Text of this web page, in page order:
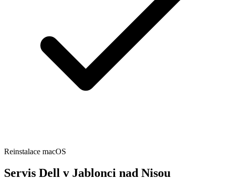
Reinstalace macOS
Servis Dell v Jablonci nad Nisou